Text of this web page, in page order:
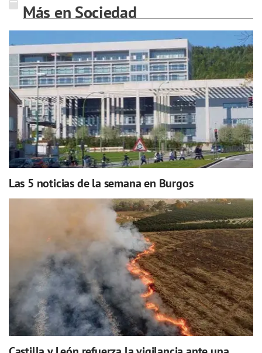
Más en Sociedad
Las 5 noticias de la semana en Burgos